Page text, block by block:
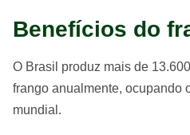
Benefícios do
O Brasil produz mais de
frango anualmente, ocupando
mundial.